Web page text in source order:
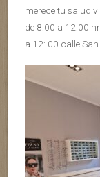
merece tu salud
de 8:00 a 12:00
a 12: 00 calle